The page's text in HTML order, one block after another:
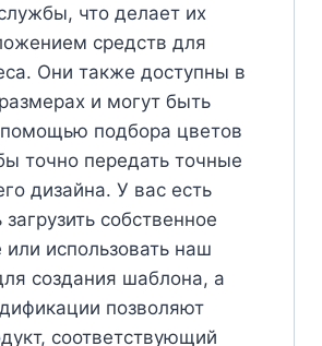
что делает их
средств для
Они также доступны в
и могут быть
подбора цветов
точно передать точные
дизайна. У вас есть
собственное
использовать наш
создания шаблона, а
позволяют
соответствующий